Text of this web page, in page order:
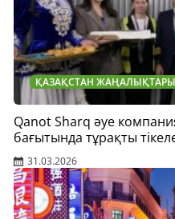
ҚАЗАҚСТАН ЖАҢАЛЫҚТАРЫ
Qanot Sharq әуе
бағытында тұрақты
31.03.2026